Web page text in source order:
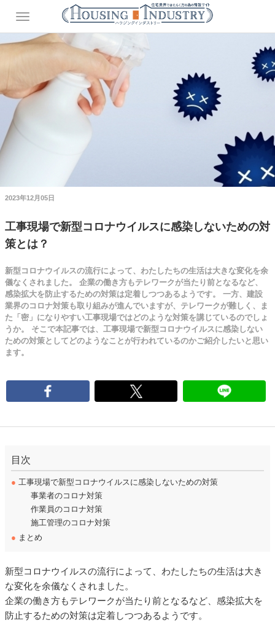
2023年12月05日
工事現場で新型コロナウイルスに感染しないための対
策とは？
新型コロナウイルスの流行によって、わたしたちの生活は大きな変化を余
儀なくされました。 企業の働き方もテレワークが当たり前となるなど、
感染拡大を防止するための対策は定着しつつあるようです。 一方、建設
業界のコロナ対策も取り組みが進んでいますが、テレワークが難しく、ま
た「密」になりやすい工事現場ではどのような対策を講じているのでしょ
うか。 そこで本記事では、工事現場で新型コロナウイルスに感染しない
ための対策としてどのようなことが行われているのかご紹介したいと思い
ます。
目次
● 工事現場で新型コロナウイルスに感染しないための対策
事業者のコロナ対策
作業員のコロナ対策
施工管理のコロナ対策
● まとめ
新型コロナウイルスの流行によって、わたしたちの生活は大き
な変化を余儀なくされました。
企業の働き方もテレワークが当たり前となるなど、感染拡大を
防止するための対策は定着しつつあるようです。